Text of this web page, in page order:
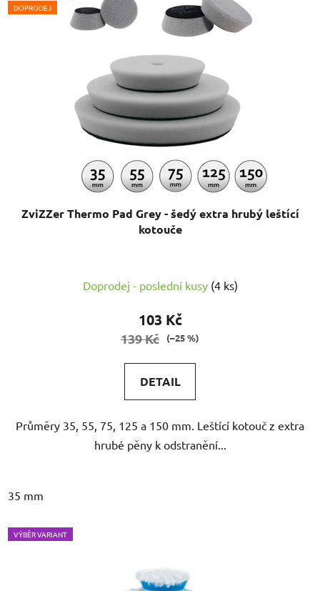
DOPRODEJ
ZviZZer Thermo Pad Grey - šedý extra hrubý leštící
kotouče
Doprodej - poslední kusy (4 ks)
103 Kč
139 Kč (–25 %)
DETAIL
Průměry 35, 55, 75, 125 a 150 mm. Leštící kotouč z extra
hrubé pěny k odstranění...
35 mm
VÝBĚR VARIANT